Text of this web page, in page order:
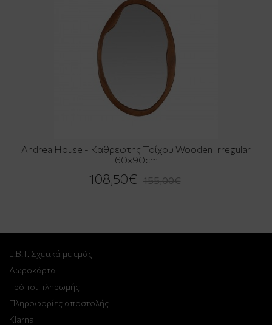
Andrea House - Καθρεφτης Τοίχου Wooden Irregular
60x90cm
108,50€ 155,00€
L.B.T. Σχετικά με εμάς
Δωροκάρτα
Τρόποι πληρωμής
Πληροφορίες αποστολής
Klarna